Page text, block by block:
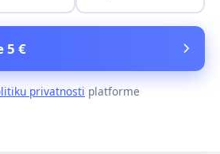
5 €
privatnosti platforme